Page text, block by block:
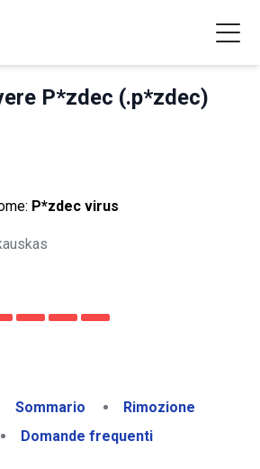
P*zdec (.p*zdec)
P*zdec virus
Sommario
Rimozione
Domande frequenti